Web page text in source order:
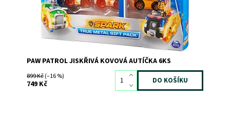
PAW PATROL JISKŘIVÁ KOVOVÁ AUTÍČKA 6KS
899 Kč(–16 %)
749 Kč